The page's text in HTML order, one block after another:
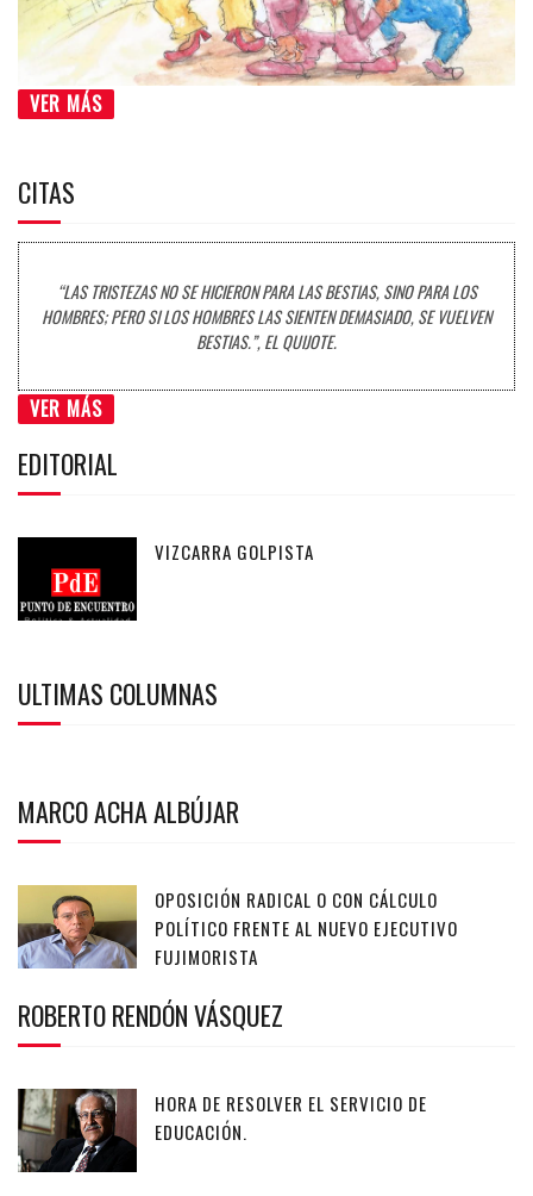
VER MÁS
CITAS
“LAS TRISTEZAS NO SE HICIERON PARA LAS BESTIAS, SINO PARA LOS
HOMBRES; PERO SI LOS HOMBRES LAS SIENTEN DEMASIADO, SE VUELVEN
BESTIAS.”, EL QUIJOTE.
VER MÁS
EDITORIAL
VIZCARRA GOLPISTA
ULTIMAS COLUMNAS
MARCO ACHA ALBÚJAR
OPOSICIÓN RADICAL O CON CÁLCULO
POLÍTICO FRENTE AL NUEVO EJECUTIVO
FUJIMORISTA
ROBERTO RENDÓN VÁSQUEZ
HORA DE RESOLVER EL SERVICIO DE
EDUCACIÓN.